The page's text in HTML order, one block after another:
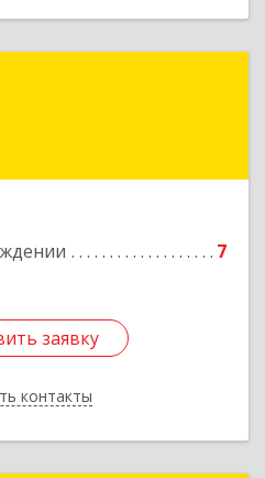
7
заявку
контакты
заявку